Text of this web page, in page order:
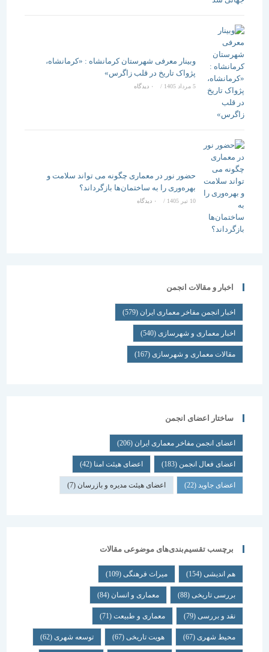
وبینار معرفی شهرستان کرمانشاه : «کرمانشاه،
پژواک تاریخ در قلب زاگرس»
5 مرداد 1405 / ۰ دیدگاه
حضور نور در معماری چگونه می تواند سلامت و
بهره‌وری را به ساختمان‌ها بازگرداند؟
/ ۰ دیدگاه
اخبار و مقالات انجمن
اخبار انجمن مفاخر معماری ایران (579)
اخبار معماری و شهرسازی(540)
مقالات معماری و شهرسازی(167)
ساختار اعضای انجمن
اعضای انجمن مفاخر معماری ایران (206)
اعضای فعال انجمن(183) اعضای هیئت امنا(42)
اعضای جاوید(22) اعضای هیئت مدیره و بازرسان(7)
برچسب تقسیم‌بندی‌های موضوعی مقالات
هم اندیشی (154) میراث فرهنگی (109)
بررسی تاریخی (88) معماری و انسان (84)
نقد و بررسی (79) معماری و طبیعت (71)
محیط شهری(67) هویت تاریخی(67) توسعه شهری(62)